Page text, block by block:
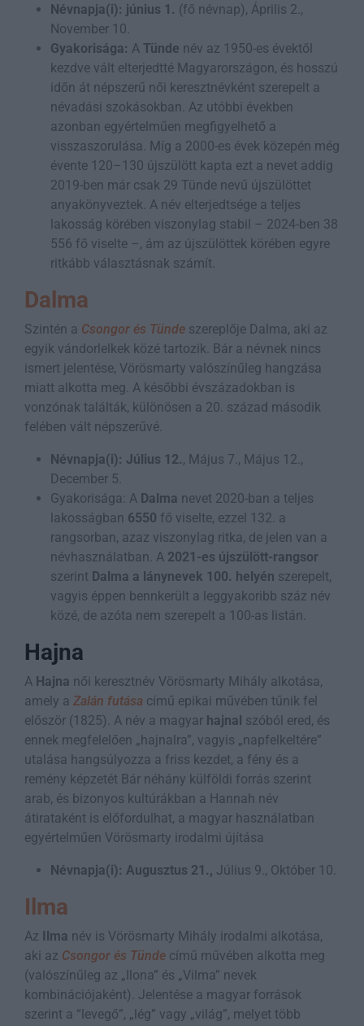
Névnapja(i): június 1. (fő névnap), Április 2.,
November 10.
Gyakorisága: A Tünde név az 1950-es évektől
kezdve vált elterjedtté Magyarországon, és hosszú
időn át népszerű női keresztnévként szerepelt a
névadási szokásokban. Az utóbbi években
azonban egyértelműen megfigyelhető a
visszaszorulása. Míg a 2000-es évek közepén még
évente 120–130 újszülött kapta ezt a nevet addig
2019-ben már csak 29 Tünde nevű újszülöttet
anyakönyveztek. A név elterjedtsége a teljes
lakosság körében viszonylag stabil – 2024-ben 38
556 fő viselte –, ám az újszülöttek körében egyre
ritkább választásnak számít.
Dalma
Szintén a Csongor és Tünde szereplője Dalma, aki az
egyik vándorlelkek közé tartozik. Bár a névnek nincs
ismert jelentése, Vörösmarty valószínűleg hangzása
miatt alkotta meg. A későbbi évszázadokban is
vonzónak találták, különösen a 20. század második
felében vált népszerűvé.
Névnapja(i): Július 12., Május 7., Május 12.,
December 5.
Gyakorisága: A Dalma nevet 2020-ban a teljes
lakosságban 6550 fő viselte, ezzel 132. a
rangsorban, azaz viszonylag ritka, de jelen van a
névhasználatban. A 2021-es újszülött-rangsor
szerint Dalma a lánynevek 100. helyén szerepelt,
vagyis éppen bennkerült a leggyakoribb száz név
közé, de azóta nem szerepelt a 100-as listán.
Hajna
A Hajna női keresztnév Vörösmarty Mihály alkotása,
amely a Zalán futása című epikai művében tűnik fel
először (1825). A név a magyar hajnal szóból ered, és
ennek megfelelően „hajnalra”, vagyis „napfelkeltére”
utalása hangsúlyozza a friss kezdet, a fény és a
remény képzetét Bár néhány külföldi forrás szerint
arab, és bizonyos kultúrákban a Hannah név
átirataként is előfordulhat, a magyar használatban
egyértelműen Vörösmarty irodalmi újítása
Névnapja(i): Augusztus 21., Július 9., Október 10.
Ilma
Az Ilma név is Vörösmarty Mihály irodalmi alkotása,
aki az Csongor és Tünde című művében alkotta meg
(valószínűleg az „Ilona” és „Vilma” nevek
kombinációjaként). Jelentése a magyar források
szerint a “levegő”, „lég” vagy „világ”, melyet több